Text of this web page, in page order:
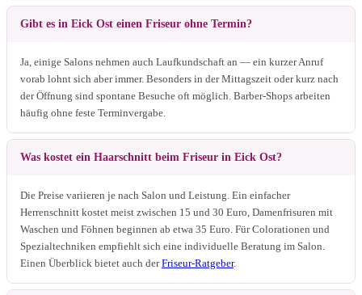
Gibt es in Eick Ost einen Friseur ohne Termin?
Ja, einige Salons nehmen auch Laufkundschaft an — ein kurzer Anruf
vorab lohnt sich aber immer. Besonders in der Mittagszeit oder kurz nach
der Öffnung sind spontane Besuche oft möglich. Barber-Shops arbeiten
häufig ohne feste Terminvergabe.
Was kostet ein Haarschnitt beim Friseur in Eick Ost?
Die Preise variieren je nach Salon und Leistung. Ein einfacher
Herrenschnitt kostet meist zwischen 15 und 30 Euro, Damenfrisuren mit
Waschen und Föhnen beginnen ab etwa 35 Euro. Für Colorationen und
Spezialtechniken empfiehlt sich eine individuelle Beratung im Salon.
Einen Überblick bietet auch derFriseur-Ratgeber.